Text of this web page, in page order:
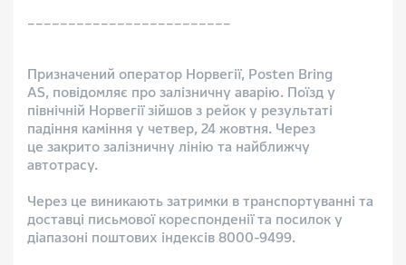
_________________________
Призначений оператор Норвегії, Posten Bring
AS, повідомляє про залізничну аварію. Поїзд у
північній Норвегії зійшов з рейок у результаті
падіння каміння у четвер, 24 жовтня. Через
це закрито залізничну лінію та найближчу
автотрасу.
Через це виникають затримки в транспортуванні та
доставці письмової кореспонденії та посилок у
діапазоні поштових індексів 8000-9499.